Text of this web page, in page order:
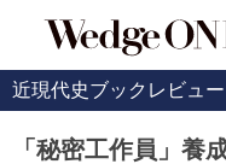
近現代史ブックレビュー
「秘密工作員」養